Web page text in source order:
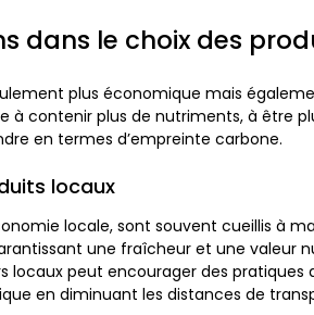
dans le choix des
plus économique mais
à contenir plus de nutriments, à être
en termes d’empreinte carbone.
locaux
locale, sont souvent cueillis à
une fraîcheur et une valeur
locaux peut encourager des pratiques
en diminuant les distances de